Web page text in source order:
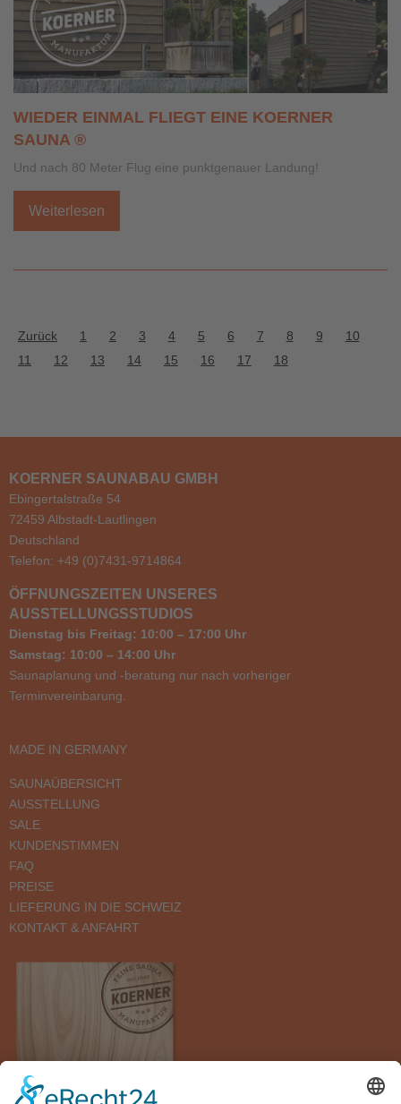
WIEDER EINMAL FLIEGT EINE KOERNER
SAUNA ®
Und nach 80 Meter Flug eine punktgenauer Landung!
Weiterlesen
Zurück 1 2 3 4 5 6 7 8 9
10
11
12 13 14 15 16 17 18
KOERNER SAUNABAU GMBH
Ebingertalstraße 54
72459 Albstadt-Lautlingen
Deutschland
Telefon: +49 (0)7431-9714864
ÖFFNUNGSZEITEN UNSERES
AUSSTELLUNGSSTUDIOS
Dienstag bis Freitag: 10:00 – 17:00 Uhr
Samstag: 10:00 – 14:00 Uhr
Saunaplanung und -beratung nur nach vorheriger
Terminvereinbarung.
MADE IN GERMANY
SAUNAÜBERSICHT
AUSSTELLUNG
SALE
KUNDENSTIMMEN
FAQ
PREISE
LIEFERUNG IN DIE SCHWEIZ
KONTAKT & ANFAHRT